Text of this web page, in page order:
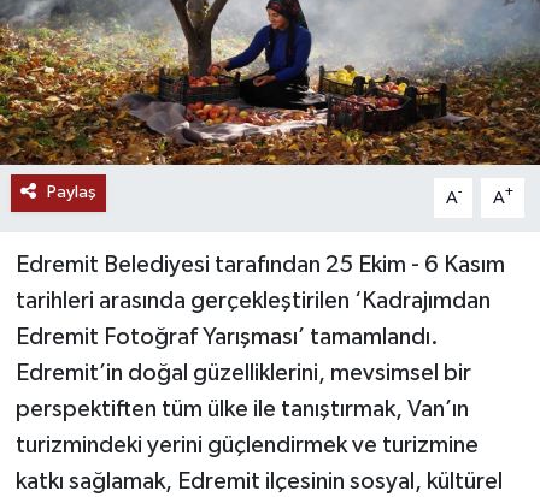
Paylaş A- A+
Edremit Belediyesi tarafından 25 Ekim - 6 Kasım
tarihleri arasında gerçekleştirilen ‘Kadrajımdan
Edremit Fotoğraf Yarışması’ tamamlandı.
Edremit’in doğal güzelliklerini, mevsimsel bir
perspektiften tüm ülke ile tanıştırmak, Van’ın
turizmindeki yerini güçlendirmek ve turizmine
katkı sağlamak, Edremit ilçesinin sosyal, kültürel